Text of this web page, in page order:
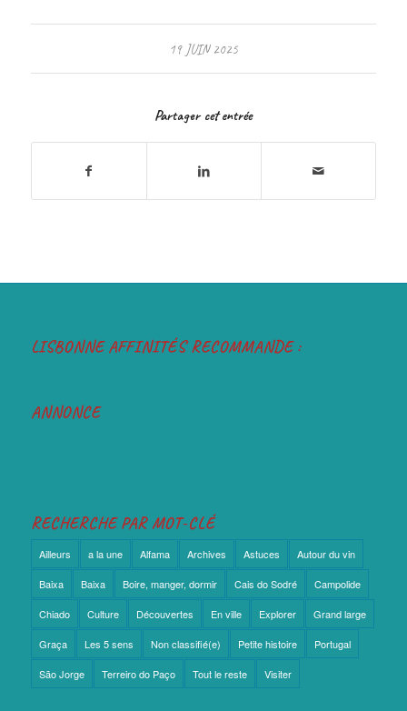
19 JUIN 2025
Partager cet entrée
LISBONNE AFFINITÉS RECOMMANDE :
ANNONCE
RECHERCHE PAR MOT-CLÉ
Ailleurs a la une Alfama Archives Astuces Autour du vin
Baixa Baixa Boire, manger, dormir Cais do Sodré Campolide
Chiado Culture Découvertes En ville Explorer Grand large
Graça Les 5 sens Non classifié(e) Petite histoire Portugal
São Jorge Terreiro do Paço Tout le reste Visiter